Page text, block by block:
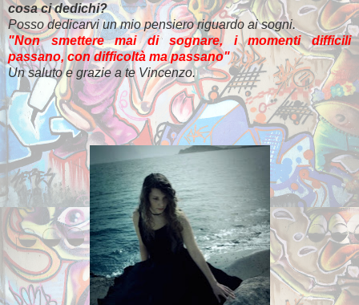
cosa ci dedichi?
Posso dedicarvi un mio pensiero riguardo ai sogni.
"Non smettere mai di sognare, i momenti difficili
passano, con difficoltà ma passano"
Un saluto e grazie a te Vincenzo.